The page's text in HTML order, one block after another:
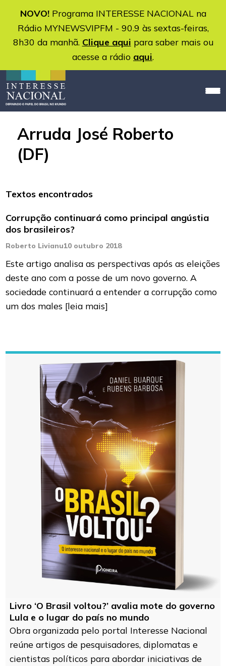
NOVO!Programa INTERESSE NACIONAL na
Rádio MYNEWSVIPFM - 90.9 às sextas-feiras,
8h30 da manhã. Clique aqui para saber mais ou
acesse a rádio aqui.
Arruda José Roberto
(DF)
Textos encontrados
Corrupção continuará como principal angústia
dos brasileiros?
Roberto Livianu10 outubro 2018
Este artigo analisa as perspectivas após as eleições
deste ano com a posse de um novo governo. A
sociedade continuará a entender a corrupção como
um dos males [leia mais]
Livro ‘O Brasil voltou?’ avalia mote do governo
Lula e o lugar do país no mundo
Obra organizada pelo portal Interesse Nacional
reúne artigos de pesquisadores, diplomatas e
cientistas políticos para abordar iniciativas de